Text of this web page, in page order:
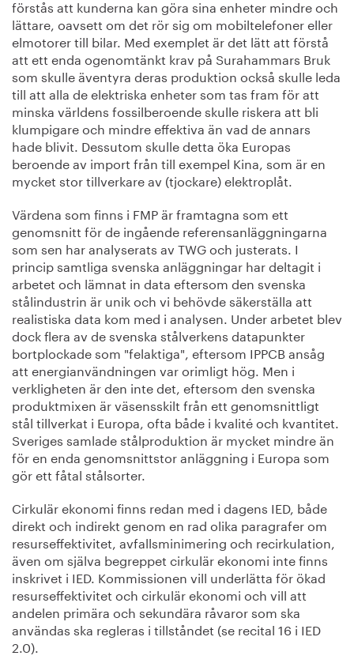
förstås att kunderna kan göra sina enheter mindre och
lättare, oavsett om det rör sig om mobiltelefoner eller
elmotorer till bilar. Med exemplet är det lätt att förstå
att ett enda ogenomtänkt krav på Surahammars Bruk
som skulle äventyra deras produktion också skulle leda
till att alla de elektriska enheter som tas fram för att
minska världens fossilberoende skulle riskera att bli
klumpigare och mindre effektiva än vad de annars
hade blivit. Dessutom skulle detta öka Europas
beroende av import från till exempel Kina, som är en
mycket stor tillverkare av (tjockare) elektroplåt.
Värdena som finns i FMP är framtagna som ett
genomsnitt för de ingående referensanläggningarna
som sen har analyserats av TWG och justerats. I
princip samtliga svenska anläggningar har deltagit i
arbetet och lämnat in data eftersom den svenska
stålindustrin är unik och vi behövde säkerställa att
realistiska data kom med i analysen. Under arbetet blev
dock flera av de svenska stålverkens datapunkter
bortplockade som "felaktiga", eftersom IPPCB ansåg
att energianvändningen var orimligt hög. Men i
verkligheten är den inte det, eftersom den svenska
produktmixen är väsensskilt från ett genomsnittligt
stål tillverkat i Europa, ofta både i kvalité och kvantitet.
Sveriges samlade stålproduktion är mycket mindre än
för en enda genomsnittstor anläggning i Europa som
gör ett fåtal stålsorter.
Cirkulär ekonomi finns redan med i dagens IED, både
direkt och indirekt genom en rad olika paragrafer om
resurseffektivitet, avfallsminimering och recirkulation,
även om själva begreppet cirkulär ekonomi inte finns
inskrivet i IED. Kommissionen vill underlätta för ökad
resurseffektivitet och cirkulär ekonomi och vill att
andelen primära och sekundära råvaror som ska
användas ska regleras i tillståndet (se recital 16 i IED
2.0).